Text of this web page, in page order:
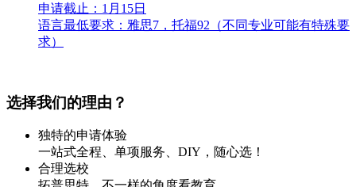
申请截止：1月15日
语言最低要求：雅思7，托福92（不同专业可能有特殊要
求）
选择我们的理由？
独特的申请体验
一站式全程、单项服务、DIY，随心选！
合理选校